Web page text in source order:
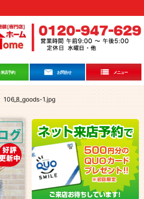
来店予約 お問合せ メニュー
106_8_goods-1.jpg